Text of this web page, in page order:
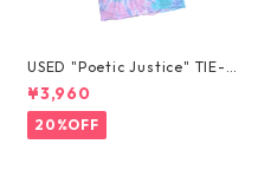
USED "Poetic Justice" TIE-D
YE TEE
¥3,960
20%OFF